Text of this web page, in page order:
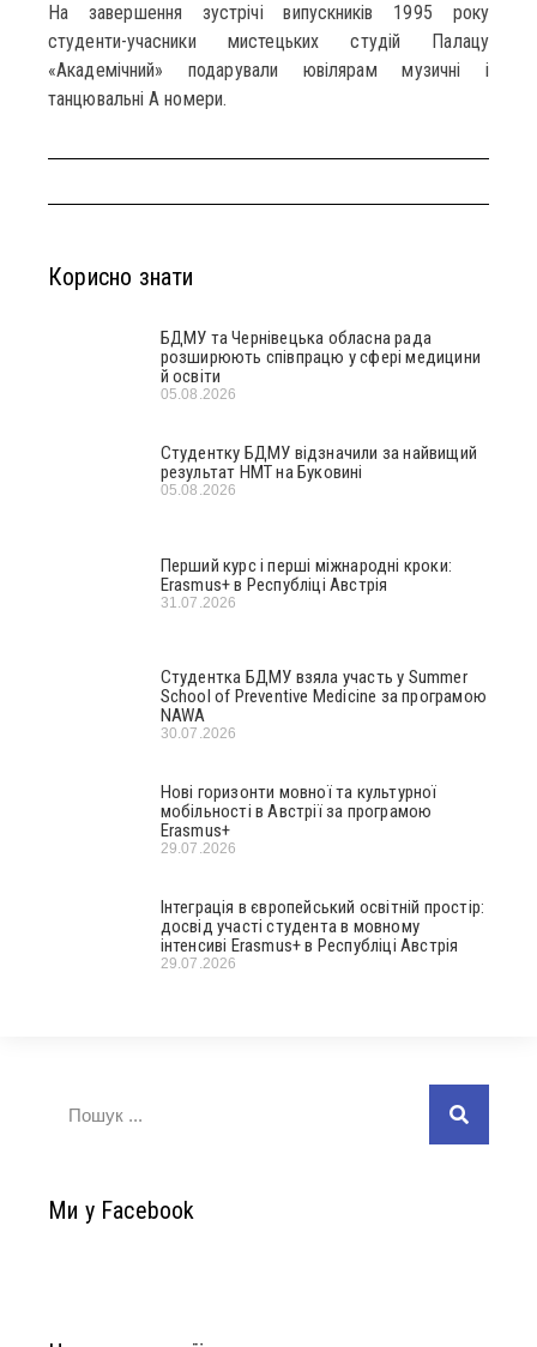
На завершення зустрічі випускників 1995 року
студенти-учасники мистецьких студій Палацу
«Академічний» подарували ювілярам музичні і
танцювальні A номери.
Корисно знати
БДМУ та Чернівецька обласна рада
розширюють співпрацю у сфері медицини
й освіти
05.08.2026
Студентку БДМУ відзначили за найвищий
результат НМТ на Буковині
05.08.2026
Перший курс і перші міжнародні кроки:
Erasmus+ в Республіці Австрія
31.07.2026
Студентка БДМУ взяла участь у Summer
School of Preventive Medicine за програмою
NAWA
30.07.2026
Нові горизонти мовної та культурної
мобільності в Австрії за програмою
Erasmus+
29.07.2026
Інтеграція в європейський освітній простір:
досвід участі студента в мовному
інтенсиві Erasmus+ в Республіці Австрія
29.07.2026
Ми у Facebook